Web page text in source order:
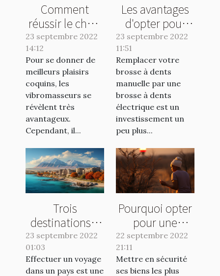
Comment
réussir le choix
de votre
vibromasseur ?
23 septembre 2022
14:12
Pour se donner de
meilleurs plaisirs
coquins, les
vibromasseurs se
révèlent très
avantageux.
Cependant, il...
Les avantages
d'opter pour
une brosse
électrique
23 septembre 2022
11:51
Remplacer votre
brosse à dents
manuelle par une
brosse à dents
électrique est un
investissement un
peu plus...
Trois
destinations à
visiter
absolument en
2022
23 septembre 2022
01:03
Effectuer un voyage
dans un pays est une
Pourquoi opter
pour une
banque en
22 septembre 2022
21:11
Mettre en sécurité
ses biens les plus